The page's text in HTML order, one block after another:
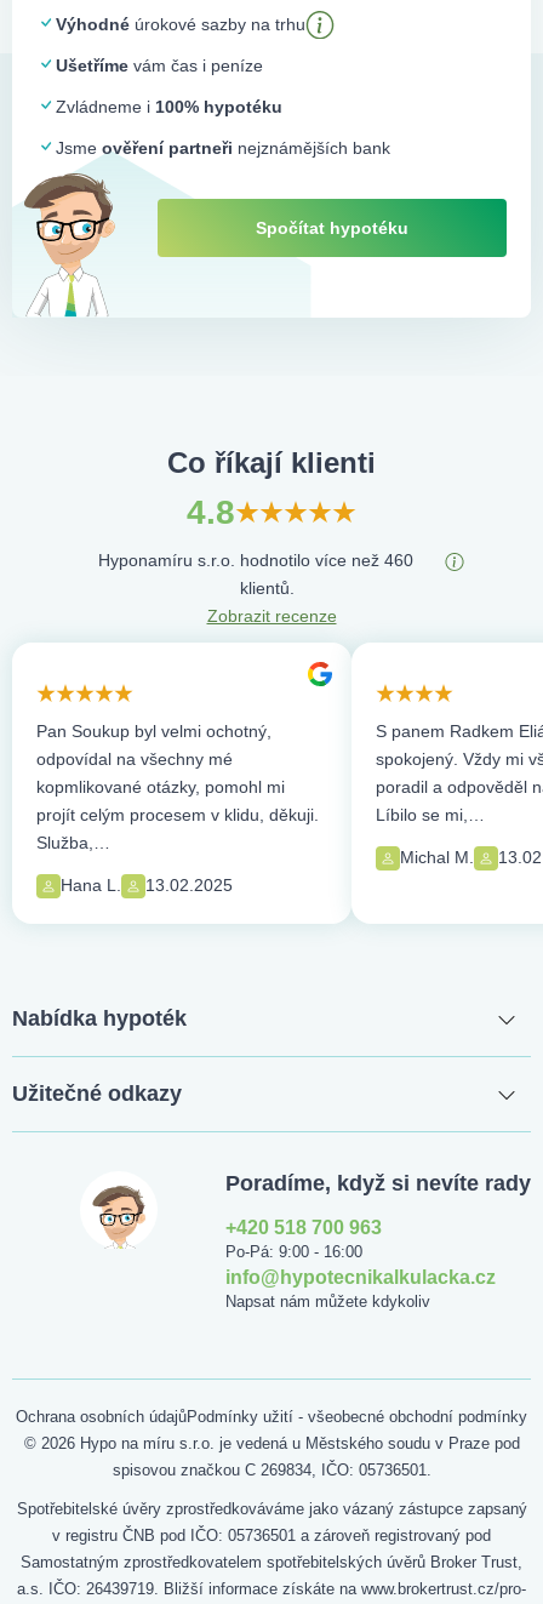
Výhodné úrokové sazby na trhu
Ušetříme vám čas i peníze
Zvládneme i 100% hypotéku
Jsme ověření partneři nejznámějších bank
Spočítat hypotéku
Co říkají klienti
4.8
Hyponamíru s.r.o. hodnotilo více než 460
klientů.
Zobrazit recenze
Pan Soukup byl velmi ochotný,
odpovídal na všechny mé
kopmlikované otázky, pomohl mi
projít celým procesem v klidu, děkuji.
Služba,…
Hana L. 13.02.2025
S panem Radkem
spokojený. Vždy mi
poradil a odpověděl
Líbilo se mi,…
Michal M.
Nabídka hypoték
Užitečné odkazy
Poradíme, když si nevíte rady
+420 518 700 963
Po-Pá: 9:00 - 16:00
info@hypotecnikalkulacka.cz
Napsat nám můžete kdykoliv
Ochrana osobních údajůPodmínky užití - všeobecné obchodní podmínky
© 2026 Hypo na míru s.r.o. je vedená u Městského soudu v Praze pod
spisovou značkou C 269834, IČO: 05736501.
Spotřebitelské úvěry zprostředkováváme jako vázaný zástupce zapsaný
v registru ČNB pod IČO: 05736501 a zároveň registrovaný pod
Samostatným zprostředkovatelem spotřebitelských úvěrů Broker Trust,
a.s. IČO: 26439719. Bližší informace získáte na www.brokertrust.cz/pro-